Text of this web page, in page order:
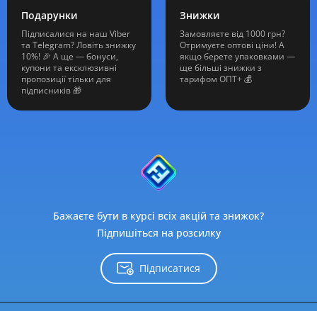
Подарунки
Підписалися на наш Viber
та Telegram? Ловіть знижку
10%! 🎉 А ще — бонуси,
купони та ексклюзивні
пропозиції тільки для
підписників 🎁
Знижки
Замовляєте від 1000 грн?
Отримуєте оптові ціни! А
якщо берете упаковками —
ще більші знижки з
тарифом ОПТ+ 💰
Бажаєте бути в курсі всіх акцій та знижок?
Підпишіться на розсилку
Підписатися